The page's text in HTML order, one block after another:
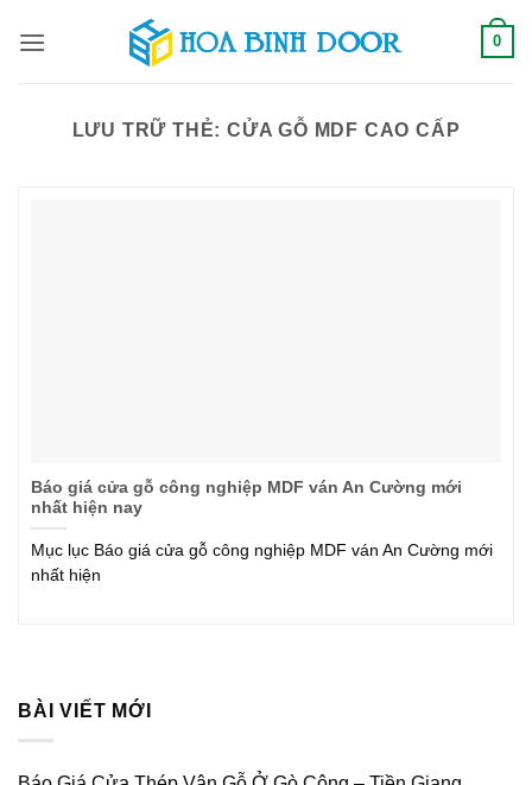
qua
0
LƯU TRỮ THẺ: CỬA GỖ MDF CAO CẤP
Báo giá cửa gỗ công nghiệp MDF ván An Cường mới
nhất hiện nay
Mục lục Báo giá cửa gỗ công nghiệp MDF ván An Cường mới
nhất hiện
BÀI VIẾT MỚI